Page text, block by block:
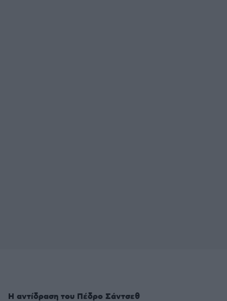
Η αντίδραση του Πέδρο Σάντσεθ